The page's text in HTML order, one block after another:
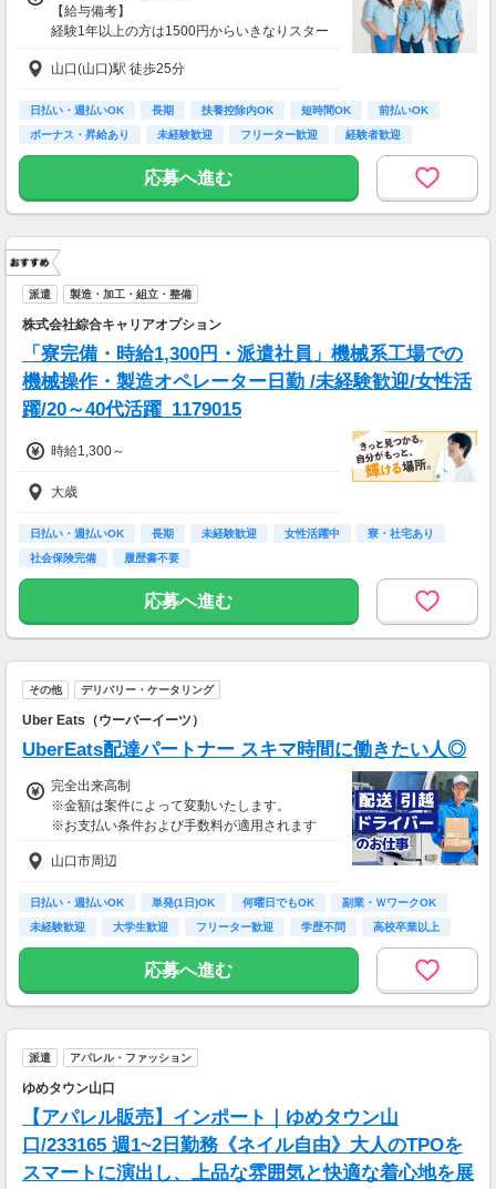
【給与備考】
経験1年以上の方は1500円からいきなりスター
ト！経験1年未満の方も就業1年後には必ず150
0円に昇給します！
◆月収例
8万9千円～9万6千円＋残業手当
6割のスタッフが利用中！働いた給料の一部を
最短即時支払い。
利用料・振込手数料はすべて無料。
山口(山口)駅 徒歩25分
日払い・週払いOK 長期 扶養控除内OK 短時間OK
前払いOK
ボーナス・昇給あり
未経験歓迎 フリーター歓迎 経験者歓迎
応募へ進む
派遣 製造・加工・組立・整備
株式会社綜合キャリアオプション
「寮完備・時給1,300円・派遣社員」機械系工場での
機械操作・製造オペレーター日勤 /未経験歓迎/女性活
躍/20～40代活躍_1179015
時給1,300～
大歳
日払い・週払いOK 長期 未経験歓迎 女性活躍中
寮・社宅あり
社会保険完備
履歴書不要
応募へ進む
その他 デリバリー・ケータリング
Uber Eats（ウーバーイーツ）
UberEats配達パートナー スキマ時間に働きたい人◎
完全出来高制
※金額は案件によって変動いたします。
※お支払い条件および手数料が適用されます
山口市周辺
日払い・週払いOK 単発(1日)OK 何曜日でもOK
副業・ＷワークOK
未経験歓迎
大学生歓迎 フリーター歓迎 学歴不問 高校卒業以上
応募へ進む
派遣 アパレル・ファッション
ゆめタウン山口
【アパレル販売】インポート｜ゆめタウン山
口/233165 週1~2日勤務《ネイル自由》大人のTPOを
スマートに演出し、上品な雰囲気と快適な着心地を展